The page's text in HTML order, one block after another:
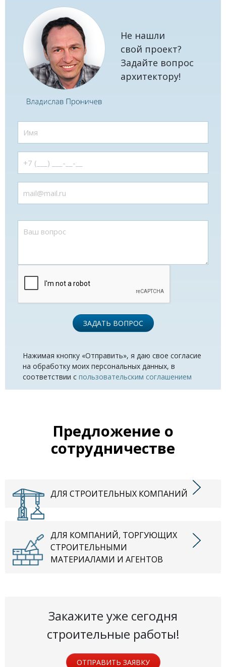
Не нашли
свой проект?
Задайте вопрос
архитектору!
ЗАДАТЬ ВОПРОС
Нажимая кнопку «Отправить», я даю свое согласие
на обработку моих персональных данных, в
соответствии с пользовательским соглашением
Предложение о
сотрудничестве
ДЛЯ СТРОИТЕЛЬНЫХ КОМПАНИЙ
ДЛЯ КОМПАНИЙ, ТОРГУЮЩИХ
СТРОИТЕЛЬНЫМИ
МАТЕРИАЛАМИ И АГЕНТОВ
Закажите уже сегодня
строительные работы!
ОТПРАВИТЬ ЗАЯВКУ